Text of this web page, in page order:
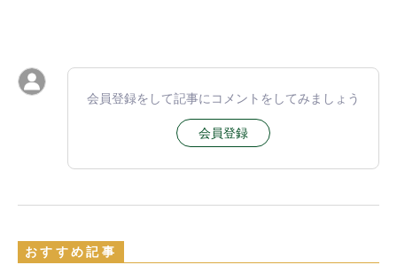
会員登録をして記事にコメントをしてみましょう
会員登録
おすすめ記事